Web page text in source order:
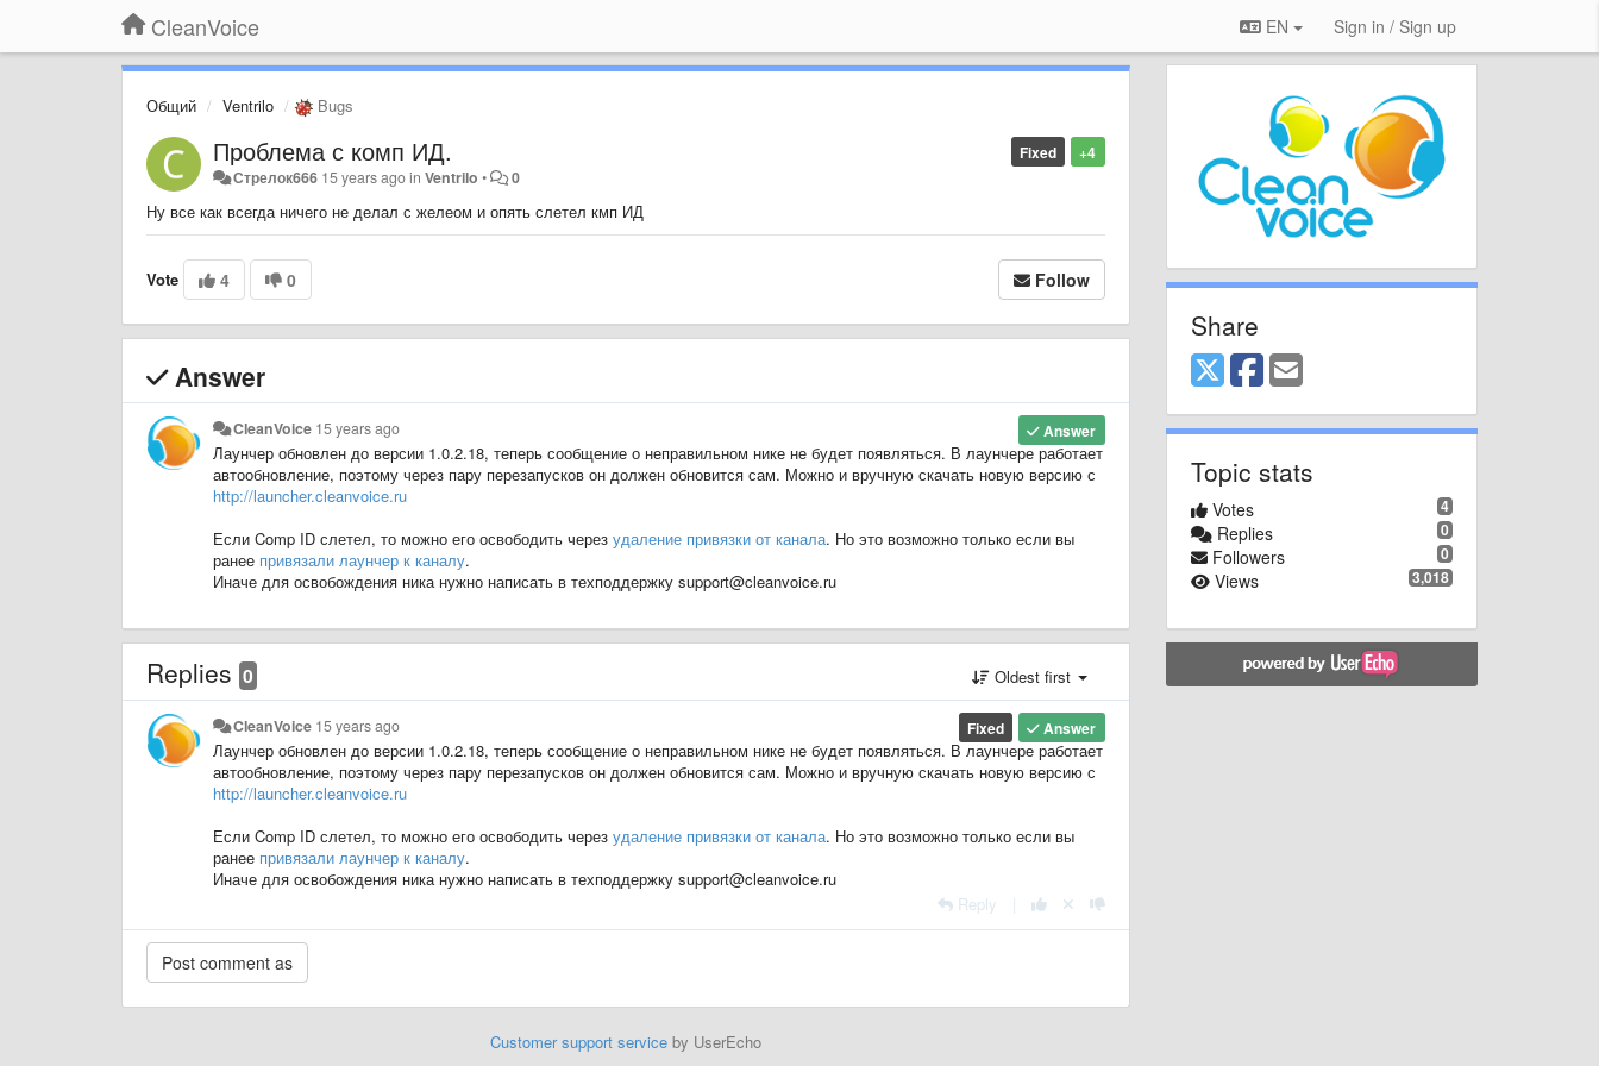
CleanVoice EN Sign in / Sign up
Общий Ventrilo Bugs
+4
Fixed
Проблема с комп ИД.
Стрелок666 15 years agoinVentrilo • 0
Ну все как всегда ничего не делал с желеом и опять слетел кмп ИД
Vote 4 0 Follow
Answer
Answer
CleanVoice 15 years ago
Лаунчер обновлен до версии 1.0.2.18, теперь сообщение о неправильном нике не будет появляться. В лаунчере работает
автообновление, поэтому через пару перезапусков он должен обновится сам. Можно и вручную скачать новую версию с
http://launcher.cleanvoice.ru
Если Comp ID слетел, то можно его освободить через удаление привязки от канала. Но это возможно только если вы
ранее привязали лаунчер к каналу.
Иначе для освобождения ника нужно написать в техподдержку support@cleanvoice.ru
Replies 0 Oldest first
Answer
Fixed
CleanVoice 15 years ago
Лаунчер обновлен до версии 1.0.2.18, теперь сообщение о неправильном нике не будет появляться. В лаунчере работает
автообновление, поэтому через пару перезапусков он должен обновится сам. Можно и вручную скачать новую версию с
http://launcher.cleanvoice.ru
Если Comp ID слетел, то можно его освободить через удаление привязки от канала. Но это возможно только если вы
ранее привязали лаунчер к каналу.
Иначе для освобождения ника нужно написать в техподдержку support@cleanvoice.ru
Reply
Customer support serviceby UserEcho
Share
Topic stats
4
Votes
0
Replies
0
Followers
3,018
Views